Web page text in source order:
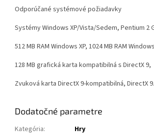
Odporúčané systémové požiadavky
Systémy Windows XP/Vista/Sedem, Pentium 2
512 MB RAM Windows XP, 1024 MB RAM
128 MB grafická karta kompatibilná s DirectX 9,
Zvuková karta DirectX 9-kompatibilná, DirectX
Dodatočné parametre
Kategória:
Hry